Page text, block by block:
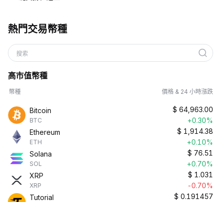
熱門交易幣種
搜索
高市值幣種
幣種 價格 & 24 小時漲跌
Bitcoin
BTC
$ 64,963.00
+0.30%
Ethereum
ETH
$ 1,914.38
+0.10%
Solana
SOL
$ 76.51
+0.70%
XRP
XRP
$ 1.031
-0.70%
Tutorial
$ 0.191457